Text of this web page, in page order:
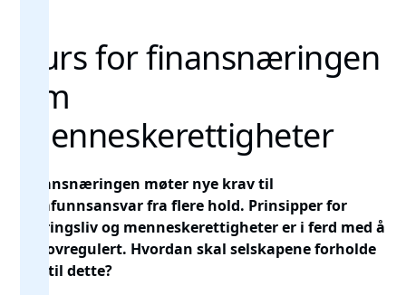
Kurs for finansnæringen
om
menneskerettigheter
Finansnæringen møter nye krav til
samfunnsansvar fra flere hold. Prinsipper for
næringsliv og menneskerettigheter er i ferd med å
bli lovregulert. Hvordan skal selskapene forholde
seg til dette?